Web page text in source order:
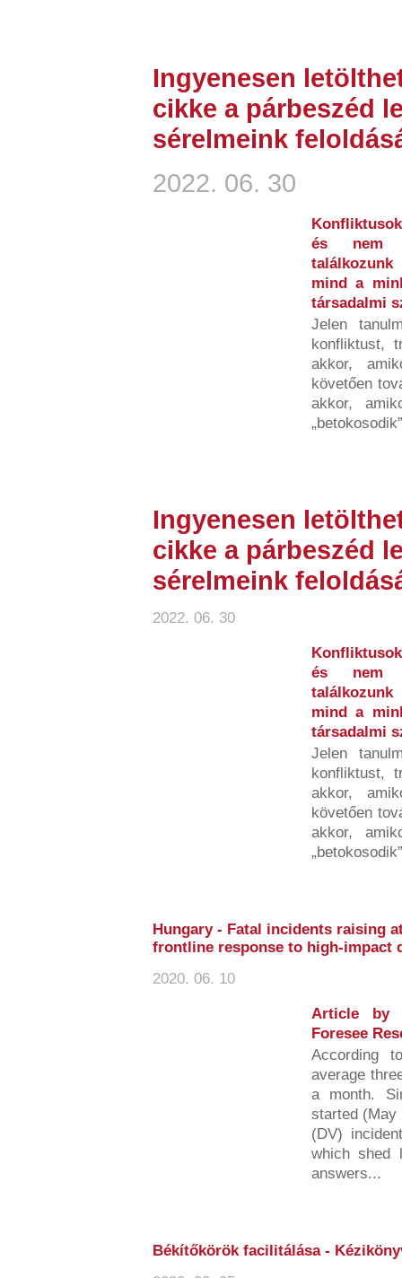
Ingyenesen
cikke a párbeszéd
sérelmeink
2022. 06. 30
és nem
találkozunk
mind a
társadalmi
Jelen
konfliktust,
akkor,
követően
akkor,
Ingyenesen
cikke a párbeszéd
sérelmeink
2022. 06. 30
és nem
találkozunk
mind a
társadalmi
Jelen
konfliktust,
akkor,
követően
akkor,
Hungary - Fatal incidents raising
frontline response to high-impact
2020. 06. 10
Article by
Foresee
According
average
a month.
started (May
(DV)
which shed
answers...
Békítőkörök facilitálása -